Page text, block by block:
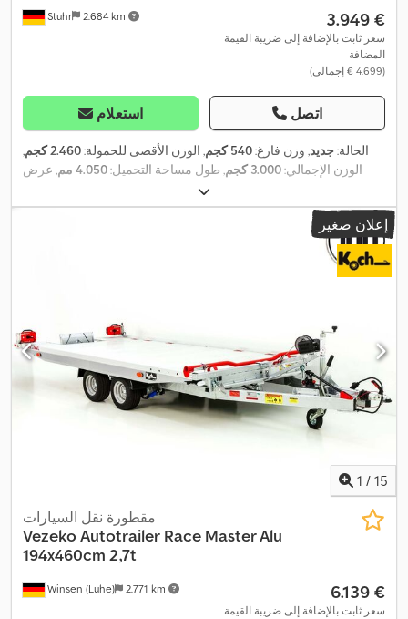
Stuhr 2.684 km ‏3.949 €
سعر ثابت بالإضافة إلى ضريبة القيمة
المضافة
(‏4.699 € إجمالي)
استعلام اتصل
الحالة:جديد, وزن فارغ:540 كجم , الوزن الأقصى للحمولة:2.460 كجم
,
الوزن الإجمالي:3.000 كجم , طول مساحة التحميل:4.050 مم
, عرض
مساحة التحميل:
Felge schwarz,
إعلان صغير
1 / 15
Winsen (Luhe) 2.771 km
مقطورة نقل السيارات
Vezeko Autotrailer Race Master Alu
194x460cm 2,7t
‏6.139 €
سعر ثابت بالإضافة إلى ضريبة القيمة